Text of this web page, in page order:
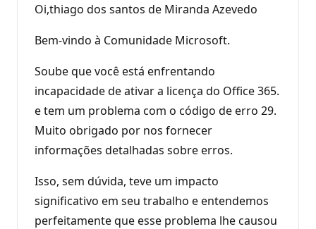
Oi,thiago dos santos de Miranda Azevedo
Bem-vindo à Comunidade Microsoft.
Soube que você está enfrentando
incapacidade de ativar a licença do Office 365.
e tem um problema com o código de erro 29.
Muito obrigado por nos fornecer
informações detalhadas sobre erros.
Isso, sem dúvida, teve um impacto
significativo em seu trabalho e entendemos
perfeitamente que esse problema lhe causou